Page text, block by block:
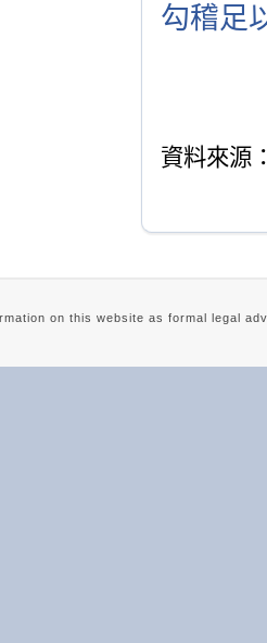
勾稽足
資料來源
on this website as formal legal